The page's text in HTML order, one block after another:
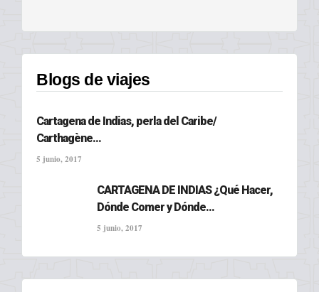
Blogs de viajes
Cartagena de Indias, perla del Caribe/
Carthagène...
5 junio, 2017
CARTAGENA DE INDIAS ¿Qué Hacer,
Dónde Comer y Dónde...
5 junio, 2017